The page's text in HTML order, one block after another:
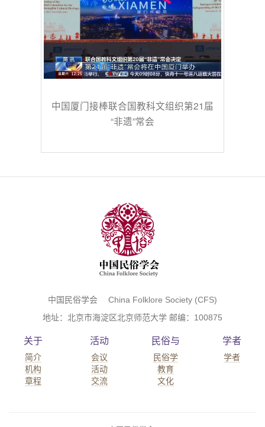
中国厦门接棒联合国教科文组织第21届
“非遗”常会
中国民俗学会 China Folklore Society (CFS)
地址：北京市海淀区北京师范大学 邮编：100875
关于
简介
机构
章程
活动
会议
活动
交流
民俗与
民俗学
教育
文化
学者
学者